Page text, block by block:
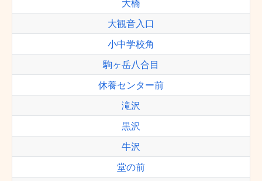
大橋
大観音入口
小中学校角
駒ヶ岳八合目
休養センター前
滝沢
黒沢
牛沢
堂の前